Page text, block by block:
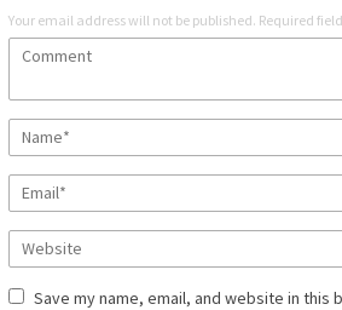
Your email address will not be published. Required
Save my name, email, and website in this